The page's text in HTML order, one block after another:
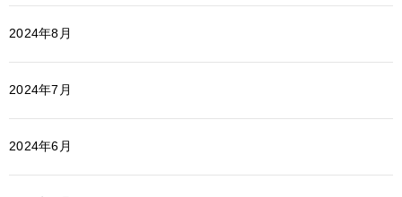
2024年8月
2024年7月
2024年6月